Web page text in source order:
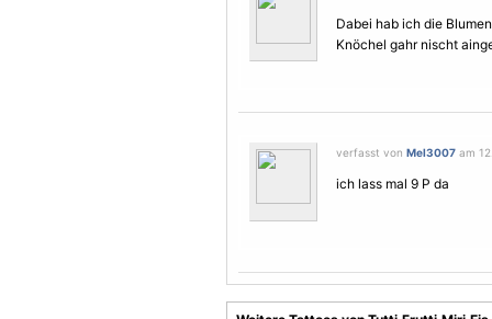
Dabei hab ich die
Knöchel gahr nischt
verfasst von Mel3007 am
ich lass mal 9 P da